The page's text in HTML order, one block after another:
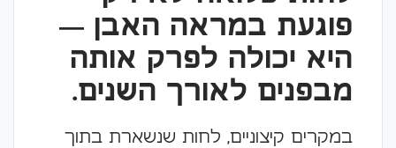
פוגעת במראה האבן —
היא יכולה לפרק אותה
מבפנים לאורך השנים.
במקרים קיצוניים, לחות שנשארת בתוך